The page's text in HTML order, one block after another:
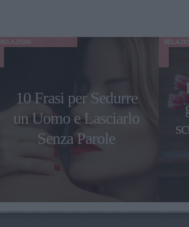
RELAZIONI
10 Frasi per Sedurre
un Uomo e Lasciarlo
Senza Parole